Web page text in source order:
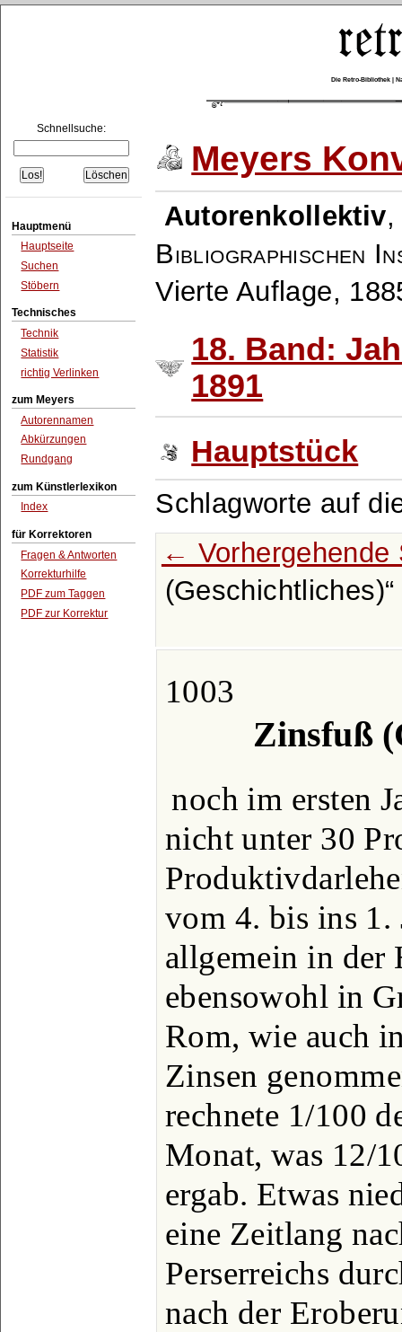
Die Retro-Bibliothek |
Schnellsuche:
Hauptmenü
Hauptseite
Suchen
Stöbern
Technisches
Technik
Statistik
richtig Verlinken
zum Meyers
Autorennamen
Abkürzungen
Rundgang
zum Künstlerlexikon
Index
für Korrektoren
Fragen & Antworten
Korrekturhilfe
PDF zum Taggen
PDF zur Korrektur
Meyers
Autorenkollektiv
Bibliographischen
Vierte Auflage,
18. Band:
1891
Hauptstück
Schlagworte auf
← Vorhergehende
(Geschichtliches)
1003
Zinsfuß
noch im ersten
nicht unter 30
vom 4. bis ins
allgemein in der
ebensowohl in
Rom, wie auch
Zinsen
rechnete 1/100
Monat, was 12/
ergab. Etwas
eine Zeitlang
Perserreichs
nach der